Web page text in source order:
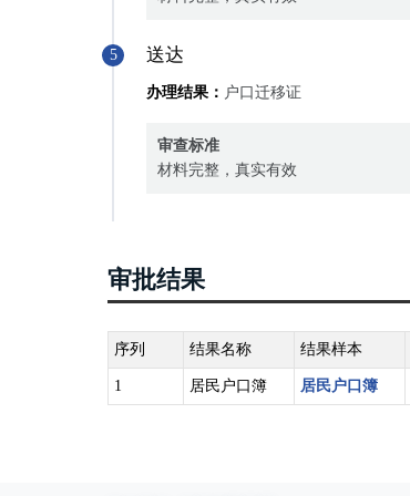
5 送达
办理结果： 户口迁移证
审查标准
材料完整，真实有效
审批结果
序列 结果名称 结果样本
1 居民户口簿 居民户口簿